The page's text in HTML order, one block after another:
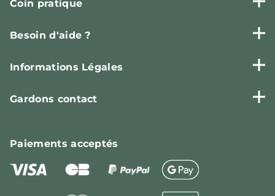
Coin pratique
Besoin d'aide ?
Informations Légales
Gardons contact
Paiementsacceptés